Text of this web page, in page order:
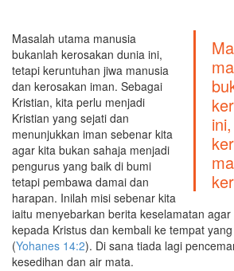
Masalah utama manusia
bukanlah kerosakan dunia ini,
tetapi keruntuhan jiwa manusia
dan kerosakan iman. Sebagai
Kristian, kita perlu menjadi
Kristian yang sejati dan
menunjukkan iman sebenar kita
agar kita bukan sahaja menjadi
pengurus yang baik di bumi
tetapi pembawa damai dan
harapan. Inilah misi sebenar kita
iaitu menyebarkan berita keselamatan
kepada Kristus dan kembali ke tempat
(Yohanes 14:2). Di sana tiada lagi
kesedihan dan air mata.